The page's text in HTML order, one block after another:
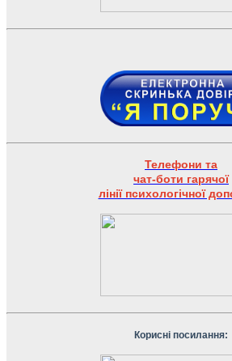
Телефони та
чат-боти гарячої
лінії психологічної
Корисні посилання: